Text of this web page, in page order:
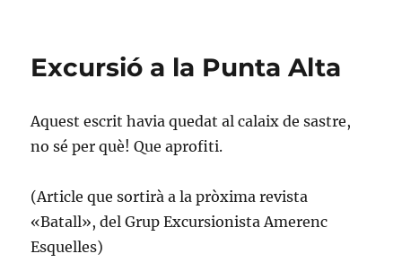
a
Excursió a la Punta Alta
Aquest escrit havia quedat al calaix de sastre,
no sé per què! Que aprofiti.
(Article que sortirà a la pròxima revista
«Batall», del Grup Excursionista Amerenc
Esquelles)